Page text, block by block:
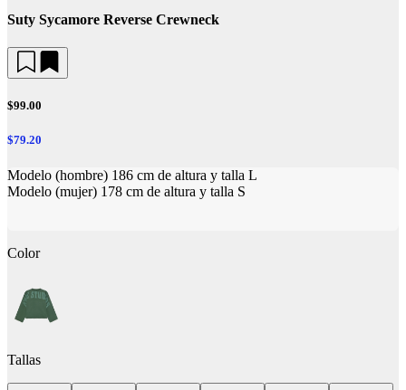
Suty Sycamore Reverse Crewneck
$99.00
$79.20
Modelo (hombre) 186 cm de altura y talla L
Modelo (mujer) 178 cm de altura y talla S
Color
Tallas